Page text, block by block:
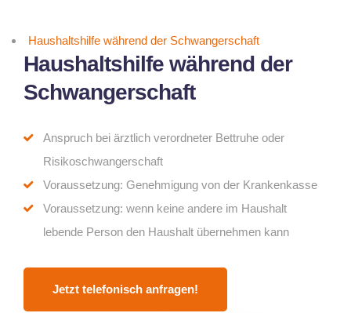
Haushaltshilfe während der Schwangerschaft
Haushaltshilfe während der
Schwangerschaft
Anspruch bei ärztlich verordneter Bettruhe oder
Risikoschwangerschaft
Voraussetzung: Genehmigung von der Krankenkasse
Voraussetzung: wenn keine andere im Haushalt
lebende Person den Haushalt übernehmen kann
Jetzt telefonisch anfragen!